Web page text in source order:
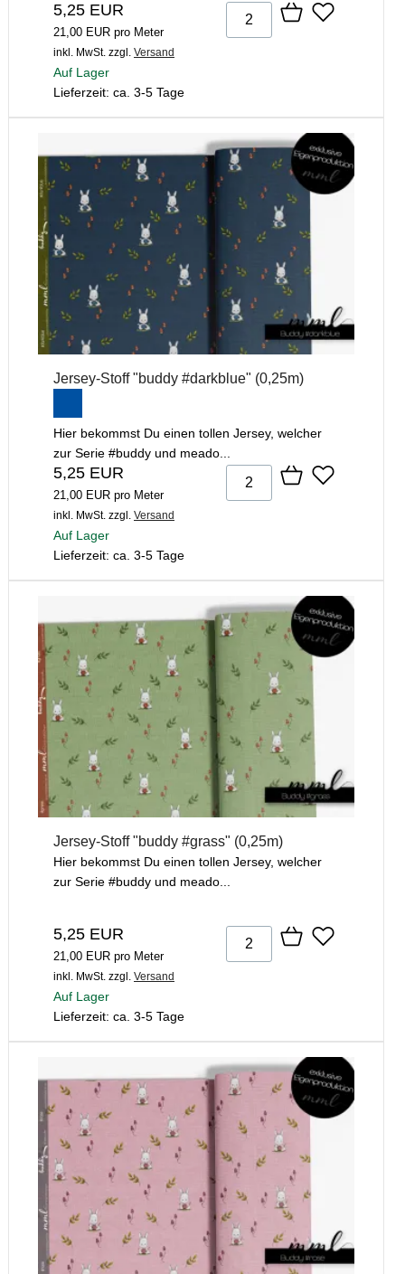
5,25 EUR
21,00 EUR pro Meter
inkl. MwSt. zzgl. Versand
Auf Lager
Lieferzeit: ca. 3-5 Tage
Jersey-Stoff "buddy #darkblue" (0,25m)
Hier bekommst Du einen tollen Jersey, welcher
zur Serie #buddy und meado...
5,25 EUR
21,00 EUR pro Meter
inkl. MwSt. zzgl. Versand
Auf Lager
Lieferzeit: ca. 3-5 Tage
Jersey-Stoff "buddy #grass" (0,25m)
Hier bekommst Du einen tollen Jersey, welcher
zur Serie #buddy und meado...
5,25 EUR
21,00 EUR pro Meter
inkl. MwSt. zzgl. Versand
Auf Lager
Lieferzeit: ca. 3-5 Tage